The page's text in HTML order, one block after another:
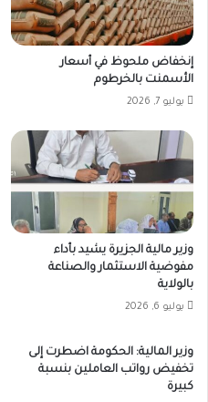
إنخفاض ملحوظ في أسعار
الأسمنت بالخرطوم
يوليو 7, 2026
وزير مالية الجزيرة يشيد بأداء
مفوضية الاستثمار والصناعة
بالولاية
يوليو 6, 2026
وزير المالية: الحكومة اضطرت إلى
تخفيض رواتب العاملين بنسبة
كبيرة